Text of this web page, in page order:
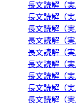
長文読解（
長文読解（
長文読解（
長文読解（
長文読解（
長文読解（
長文読解（
長文読解（
長文読解（